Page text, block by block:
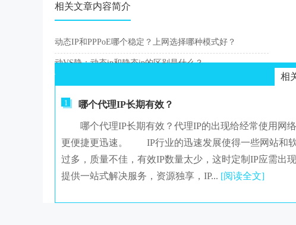
相关文章内容简介
动态IP和PPPoE哪个稳定？上网选择哪种模式好？
动VS静：动态ip和静态ip的区别是什么？
相
1 哪个代理IP长期有效？
哪个代理IP长期有效？代理IP的出现给经常使用网
更便捷更迅速。 IP行业的迅速发展使得一些网站和软
过多，质量不佳，有效IP数量太少，这时定制IP应需
提供一站式解决服务，资源独享，IP... [阅读全文]